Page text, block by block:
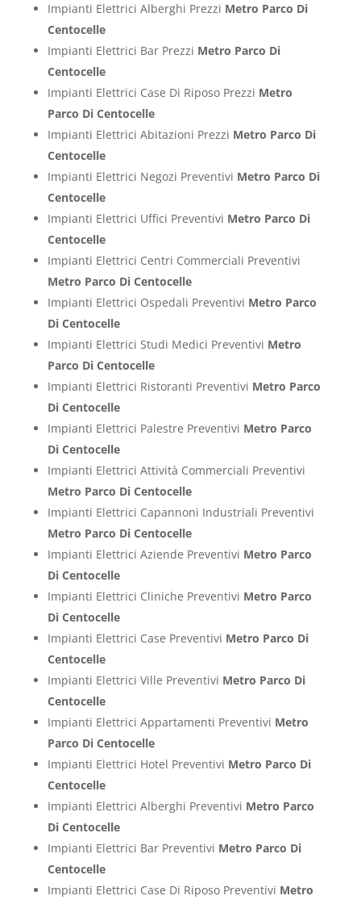
Impianti Elettrici Alberghi Prezzi Metro Parco Di
Centocelle
Impianti Elettrici Bar Prezzi Metro Parco Di
Centocelle
Impianti Elettrici Case Di Riposo Prezzi Metro
Parco Di Centocelle
Impianti Elettrici Abitazioni Prezzi Metro Parco Di
Centocelle
Impianti Elettrici Negozi Preventivi Metro Parco Di
Centocelle
Impianti Elettrici Uffici Preventivi Metro Parco Di
Centocelle
Impianti Elettrici Centri Commerciali Preventivi
Metro Parco Di Centocelle
Impianti Elettrici Ospedali Preventivi Metro Parco
Di Centocelle
Impianti Elettrici Studi Medici Preventivi Metro
Parco Di Centocelle
Impianti Elettrici Ristoranti Preventivi Metro Parco
Di Centocelle
Impianti Elettrici Palestre Preventivi Metro Parco
Di Centocelle
Impianti Elettrici Attività Commerciali Preventivi
Metro Parco Di Centocelle
Impianti Elettrici Capannoni Industriali Preventivi
Metro Parco Di Centocelle
Impianti Elettrici Aziende Preventivi Metro Parco
Di Centocelle
Impianti Elettrici Cliniche Preventivi Metro Parco
Di Centocelle
Impianti Elettrici Case Preventivi Metro Parco Di
Centocelle
Impianti Elettrici Ville Preventivi Metro Parco Di
Centocelle
Impianti Elettrici Appartamenti Preventivi Metro
Parco Di Centocelle
Impianti Elettrici Hotel Preventivi Metro Parco Di
Centocelle
Impianti Elettrici Alberghi Preventivi Metro Parco
Di Centocelle
Impianti Elettrici Bar Preventivi Metro Parco Di
Centocelle
Impianti Elettrici Case Di Riposo Preventivi Metro